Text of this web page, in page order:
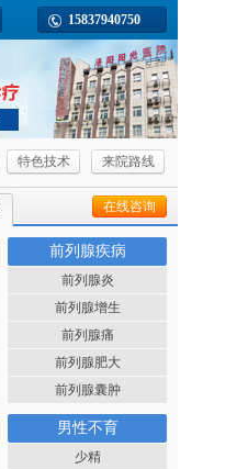
15837940750
特色技术 来院路线
在线咨询
前列腺疾病
前列腺炎
前列腺增生
前列腺痛
前列腺肥大
前列腺囊肿
男性不育
少精